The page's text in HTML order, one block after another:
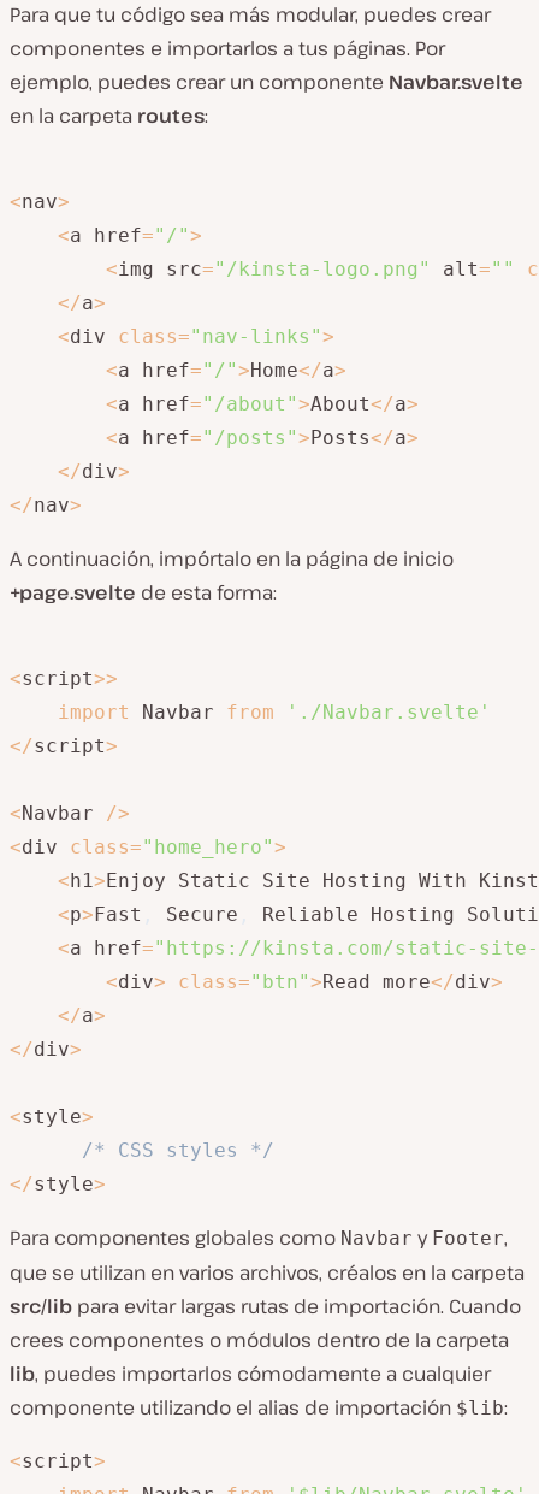
Para que tu código sea más modular, puedes crear
componentes e importarlos a tus páginas. Por
ejemplo, puedes crear un componente Navbar.svelte
en la carpeta routes:
<nav>
<a href="/">
<img src="/kinsta-logo.png" alt=""
</a>
<div class="nav-links">
<a href="/">Home</a>
<a href="/about">About</a>
<a href="/posts">Posts</a>
</div>
</nav>
A continuación, impórtalo en la página de inicio
+page.svelte de esta forma:
<script>>
import
Navbar from
'./Navbar.svelte'
</script>
<Navbar />
<div class="home_hero">
<h1>Enjoy Static Site Hosting With
<p>Fast Secure
Reliable Hosting
<a href="https://kinsta.com/static-site-
<div> class="btn">Read more</div>
</a>
</div>
<style>
/* CSS styles */
</style>
Para componentes globales como Navbar y Footer,
que se utilizan en varios archivos, créalos en la carpeta
src/lib para evitar largas rutas de importación. Cuando
crees componentes o módulos dentro de la carpeta
lib, puedes importarlos cómodamente a cualquier
componente utilizando el alias de importación $lib:
<script>